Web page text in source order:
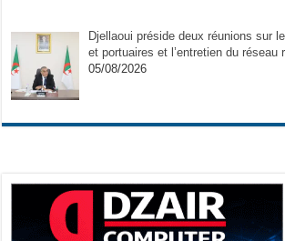
Djellaoui préside deux réunions sur
et portuaires et l’entretien du réseau
05/08/2026